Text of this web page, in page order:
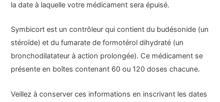
la date à laquelle votre médicament sera épuisé.
Symbicort est un contrôleur qui contient du budésonide (un
stéroïde) et du fumarate de formotérol dihydraté (un
bronchodilatateur à action prolongée). Ce médicament se
présente en boîtes contenant 60 ou 120 doses chacune.
Veillez à conserver ces informations en inscrivant les dates